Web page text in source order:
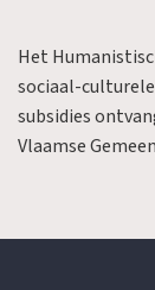
Het
sociaal-
subsidies
Vlaamse